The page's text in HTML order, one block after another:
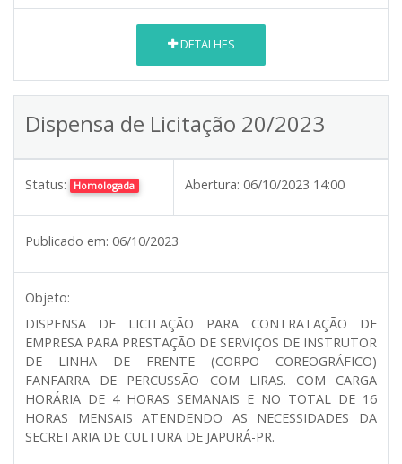
DETALHES
Dispensa de Licitação 20/2023
Status: Homologada Abertura: 06/10/2023 14:00
Publicado em: 06/10/2023
Objeto:
DISPENSA DE LICITAÇÃO PARA CONTRATAÇÃO DE
EMPRESA PARA PRESTAÇÃO DE SERVIÇOS DE INSTRUTOR
DE LINHA DE FRENTE (CORPO COREOGRÁFICO)
FANFARRA DE PERCUSSÃO COM LIRAS. COM CARGA
HORÁRIA DE 4 HORAS SEMANAIS E NO TOTAL DE 16
HORAS MENSAIS ATENDENDO AS NECESSIDADES DA
SECRETARIA DE CULTURA DE JAPURÁ-PR.